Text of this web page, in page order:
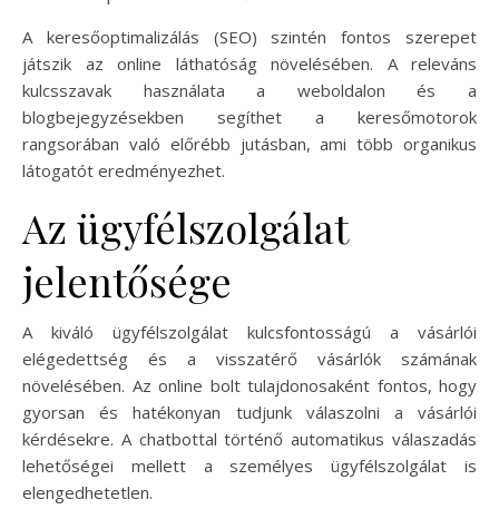
A keresőoptimalizálás (SEO) szintén fontos szerepet
játszik az online láthatóság növelésében. A releváns
kulcsszavak használata a weboldalon és a
blogbejegyzésekben segíthet a keresőmotorok
rangsorában való előrébb jutásban, ami több organikus
látogatót eredményezhet.
Az ügyfélszolgálat
jelentősége
A kiváló ügyfélszolgálat kulcsfontosságú a vásárlói
elégedettség és a visszatérő vásárlók számának
növelésében. Az online bolt tulajdonosaként fontos, hogy
gyorsan és hatékonyan tudjunk válaszolni a vásárlói
kérdésekre. A chatbottal történő automatikus válaszadás
lehetőségei mellett a személyes ügyfélszolgálat is
elengedhetetlen.